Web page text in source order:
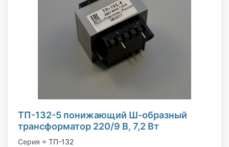
ТП-132-5 понижающий Ш-образный
трансформатор 220/9 В, 7,2 Вт
Серия = ТП-132